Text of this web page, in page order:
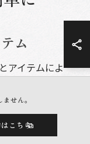
ム
アイテムによ
って、ヘアケ
とさないことは
ライヤーやブラ
を細かく調整す
せん。
こちら